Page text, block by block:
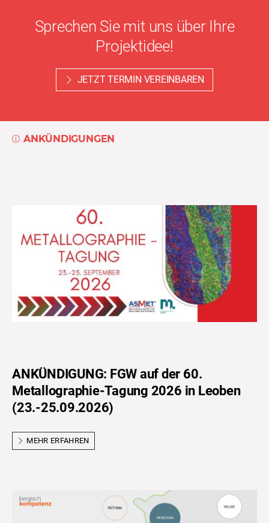
Sprechen Sie mit uns über Ihre
Projektidee!
JETZT TERMIN VEREINBAREN
ANKÜNDIGUNGEN
ANKÜNDIGUNG: FGW auf der 60.
Metallographie-Tagung 2026 in Leoben
(23.-25.09.2026)
MEHR ERFAHREN